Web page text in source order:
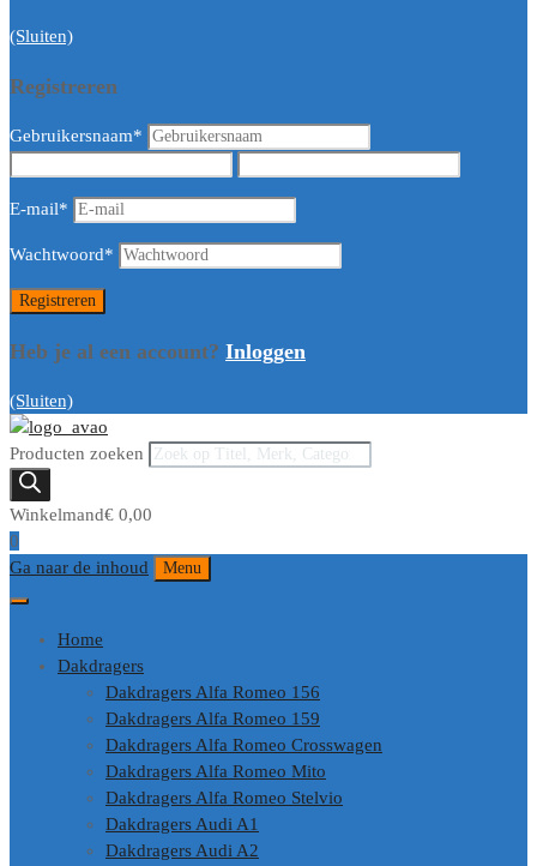
(Sluiten)
Registreren
Gebruikersnaam*
E-mail*
Wachtwoord*
Heb je al een account? Inloggen
(Sluiten)
Producten zoeken
Winkelmand€ 0,00
0
Ga naar de inhoud
Menu
Home
Dakdragers
Dakdragers Alfa Romeo 156
Dakdragers Alfa Romeo 159
Dakdragers Alfa Romeo Crosswagen
Dakdragers Alfa Romeo Mito
Dakdragers Alfa Romeo Stelvio
Dakdragers Audi A1
Dakdragers Audi A2